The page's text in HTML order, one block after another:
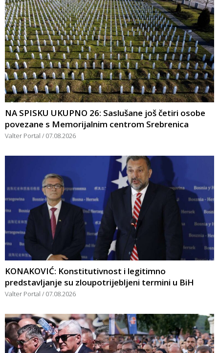
NA SPISKU UKUPNO 26: Saslušane još četiri osobe
povezane s Memorijalnim centrom Srebrenica
Valter Portal 07.08.2026
KONAKOVIĆ: Konstitutivnost i legitimno
predstavljanje su zloupotrijebljeni termini u BiH
Valter Portal 07.08.2026